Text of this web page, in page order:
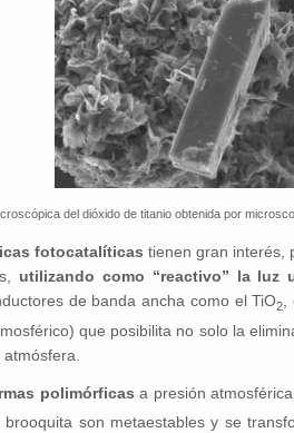
del dióxido de titanio obtenida por
fotocatalíticas tienen gran interés,
utilizando como “reactivo” la luz
de banda ancha como el TiO2,
que posibilita no solo la
polimórficas a presión
son metaestables y se